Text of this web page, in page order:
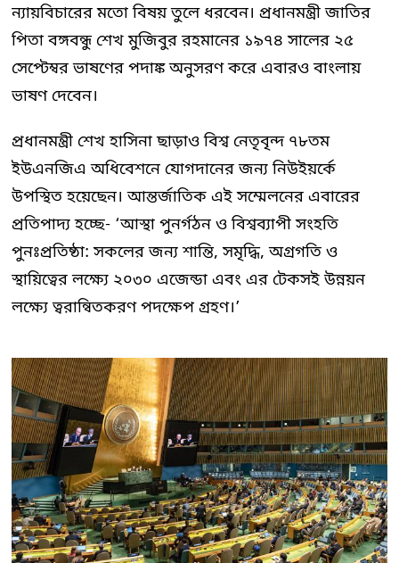
ন্যায়বিচারের মতো বিষয় তুলে ধরবেন। প্রধানমন্ত্রী জাতির
পিতা বঙ্গবন্ধু শেখ মুজিবুর রহমানের ১৯৭৪ সালের ২৫
সেপ্টেম্বর ভাষণের পদাঙ্ক অনুসরণ করে এবারও বাংলায়
ভাষণ দেবেন।
প্রধানমন্ত্রী শেখ হাসিনা ছাড়াও বিশ্ব নেতৃবৃন্দ ৭৮তম
ইউএনজিএ অধিবেশনে যোগদানের জন্য নিউইয়র্কে
উপস্থিত হয়েছেন। আন্তর্জাতিক এই সম্মেলনের এবারের
প্রতিপাদ্য হচ্ছে- ‘আস্থা পুনর্গঠন ও বিশ্বব্যাপী সংহতি
পুনঃপ্রতিষ্ঠা: সকলের জন্য শান্তি, সমৃদ্ধি, অগ্রগতি ও
স্থায়িত্বের লক্ষ্যে ২০৩০ এজেন্ডা এবং এর টেকসই উন্নয়ন
লক্ষ্যে ত্বরান্বিতকরণ পদক্ষেপ গ্রহণ।’